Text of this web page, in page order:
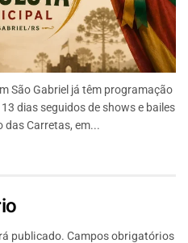
São Gabriel já têm programação
dias seguidos de shows e bailes
das Carretas, em...
publicado.Campos obrigatórios